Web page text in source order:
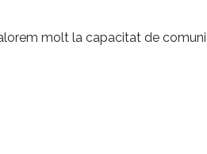
molt la capacitat de